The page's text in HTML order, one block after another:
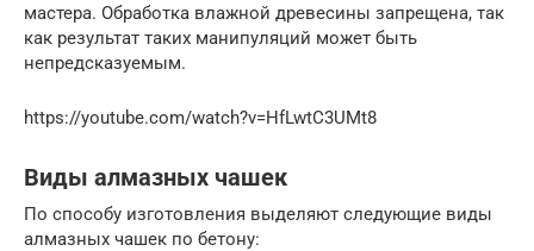
мастера. Обработка влажной древесины запрещена, так
как результат таких манипуляций может быть
непредсказуемым.
https://youtube.com/watch?v=HfLwtC3UMt8
Виды алмазных чашек
По способу изготовления выделяют следующие виды
алмазных чашек по бетону: